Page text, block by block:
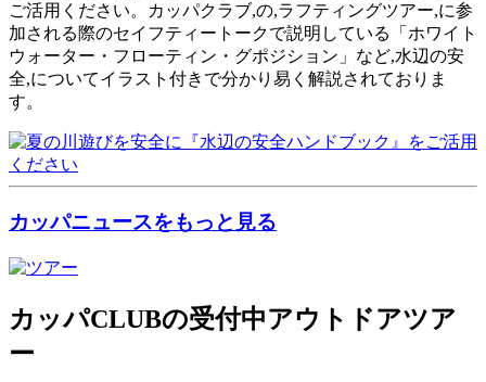
ご活用ください。カッパクラブ,の,ラフティングツアー,に参
加される際のセイフティートークで説明している「ホワイト
ウォーター・フローティン・グポジション」など,水辺の安
全,についてイラスト付きで分かり易く解説されておりま
す。
カッパニュースをもっと見る
カッパCLUBの受付中アウトドアツア
ー